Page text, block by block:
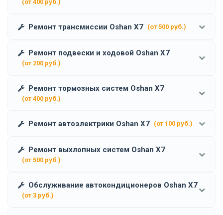
(от 400 руб.)
Ремонт трансмиссии Oshan X7 (от 500 руб.)
Ремонт подвески и ходовой Oshan X7
(от 200 руб.)
Ремонт тормозных систем Oshan X7
(от 400 руб.)
Ремонт автоэлектрики Oshan X7 (от 100 руб.)
Ремонт выхлопных систем Oshan X7
(от 500 руб.)
Обслуживание автокондиционеров Oshan X7
(от 3 руб.)